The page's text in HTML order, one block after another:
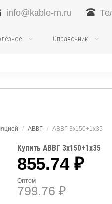
info@kable-m.ru
Справочник
/ АВВГ / АВВГ 3х150+1х35
Купить АВВГ 3х150+1х35
855.74 ₽
Оптом
799.76 ₽